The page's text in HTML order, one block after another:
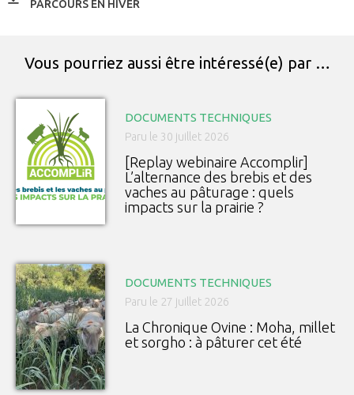
PARCOURS EN HIVER
Vous pourriez aussi être intéressé(e) par …
DOCUMENTS TECHNIQUES
Paru le 30 juillet 2026
[Replay webinaire Accomplir]
L’alternance des brebis et des
vaches au pâturage : quels
impacts sur la prairie ?
DOCUMENTS TECHNIQUES
Paru le 27 juillet 2026
La Chronique Ovine : Moha, millet
et sorgho : à pâturer cet été